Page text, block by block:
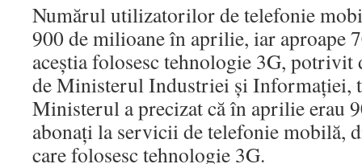
Numărul utilizatorilor de telefonie
900 de milioane în aprilie, iar aproape
aceştia folosesc tehnologie 3G, potrivit
de Ministerul Industriei şi Informaţiei,
Ministerul a precizat că în aprilie erau
abonaţi la servicii de telefonie mobilă,
care folosesc tehnologie 3G.